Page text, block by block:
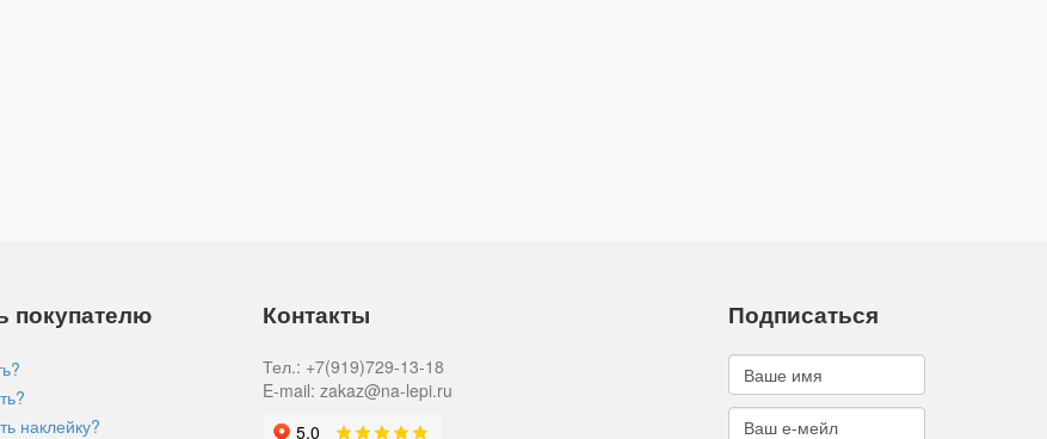
покупателю
наклейку?
Контакты
Тел.: +7(919)729-13-18
E-mail: zakaz@na-lepi.ru
Подписаться